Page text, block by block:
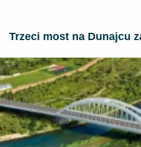
Trzeci most na Dunajcu